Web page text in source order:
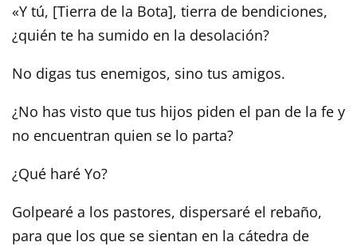
«Y tú, [Tierra de la Bota], tierra de bendiciones,
¿quién te ha sumido en la desolación?
No digas tus enemigos, sino tus amigos.
¿No has visto que tus hijos piden el pan de la fe y
no encuentran quien se lo parta?
¿Qué haré Yo?
Golpearé a los pastores, dispersaré el rebaño,
para que los que se sientan en la cátedra de